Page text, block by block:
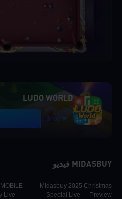
LUDO WORLD
Shop
MIDASBUY فيديو
Midasbuy 2025 Christmas
Special Live — Preview
Live —